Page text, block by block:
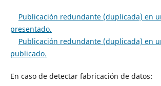
Publicación redundante (duplicada) en
presentado.
Publicación redundante (duplicada) en
publicado.
En caso de detectar fabricación de datos: